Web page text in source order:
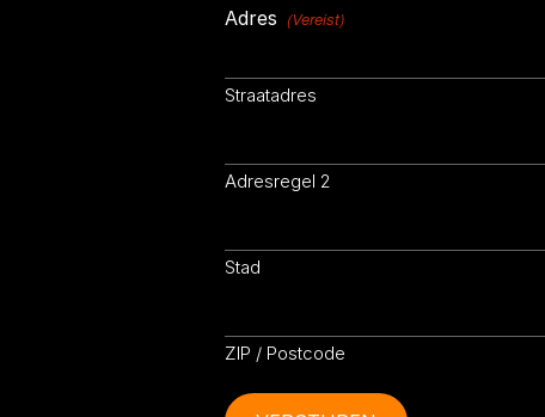
Adres (Vereist)
Straatadres
Adresregel 2
Stad
ZIP / Postcode